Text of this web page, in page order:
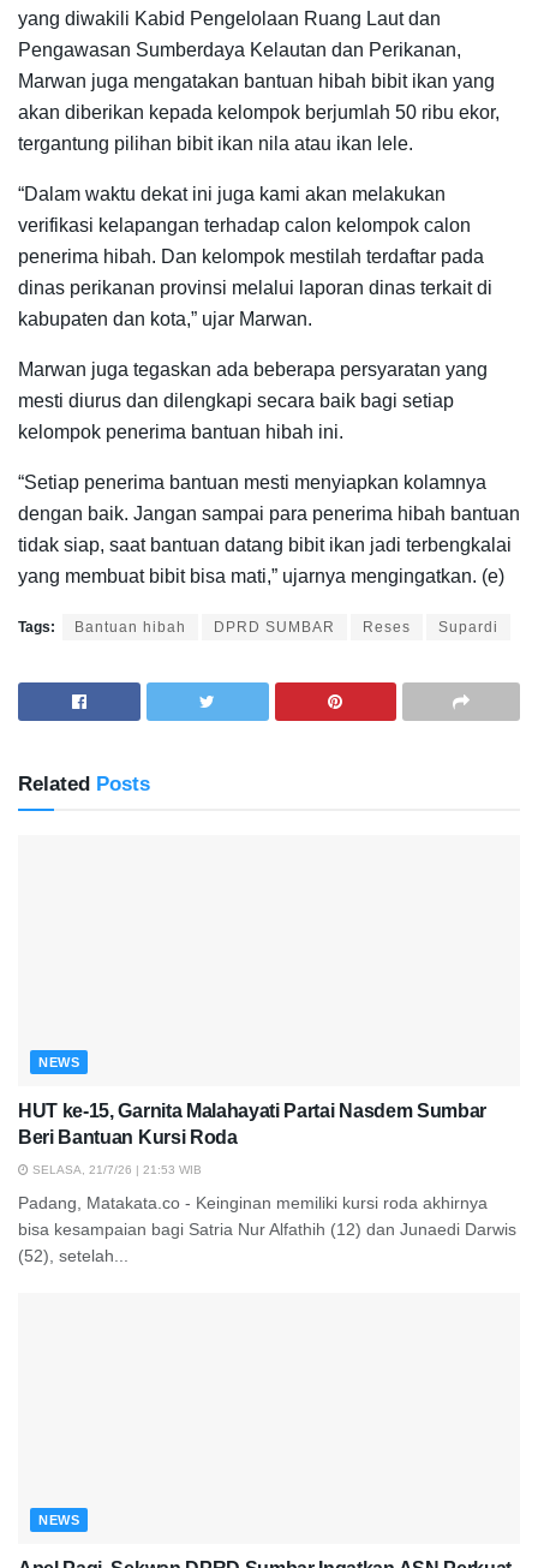
yang diwakili Kabid Pengelolaan Ruang Laut dan
Pengawasan Sumberdaya Kelautan dan Perikanan,
Marwan juga mengatakan bantuan hibah bibit ikan yang
akan diberikan kepada kelompok berjumlah 50 ribu ekor,
tergantung pilihan bibit ikan nila atau ikan lele.
“Dalam waktu dekat ini juga kami akan melakukan
verifikasi kelapangan terhadap calon kelompok calon
penerima hibah. Dan kelompok mestilah terdaftar pada
dinas perikanan provinsi melalui laporan dinas terkait di
kabupaten dan kota,” ujar Marwan.
Marwan juga tegaskan ada beberapa persyaratan yang
mesti diurus dan dilengkapi secara baik bagi setiap
kelompok penerima bantuan hibah ini.
“Setiap penerima bantuan mesti menyiapkan kolamnya
dengan baik. Jangan sampai para penerima hibah bantuan
tidak siap, saat bantuan datang bibit ikan jadi terbengkalai
yang membuat bibit bisa mati,” ujarnya mengingatkan. (e)
Tags: Bantuan hibah DPRD SUMBAR Reses Supardi
Related Posts
NEWS
HUT ke-15, Garnita Malahayati Partai Nasdem Sumbar
Beri Bantuan Kursi Roda
SELASA, 21/7/26 | 21:53 WIB
Padang, Matakata.co - Keinginan memiliki kursi roda akhirnya
bisa kesampaian bagi Satria Nur Alfathih (12) dan Junaedi Darwis
(52), setelah...
NEWS